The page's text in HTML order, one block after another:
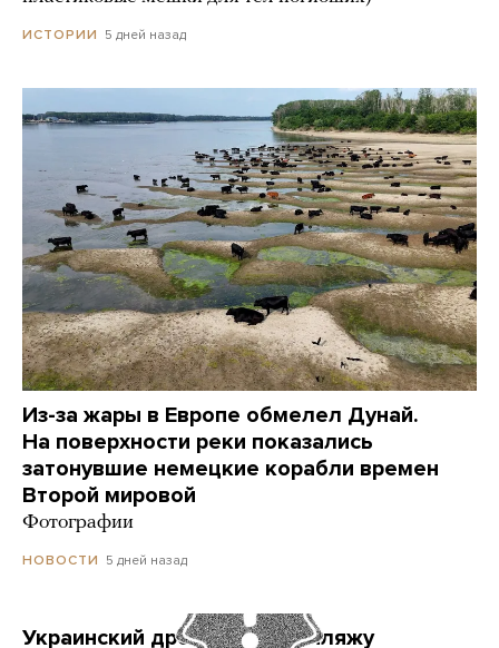
ИСТОРИИ 5 дней назад
Из-за жары в Европе обмелел Дунай.
На поверхности реки показались
затонувшие немецкие корабли времен
Второй мировой
Фотографии
НОВОСТИ 5 дней назад
Украинский дрон попал по пляжу